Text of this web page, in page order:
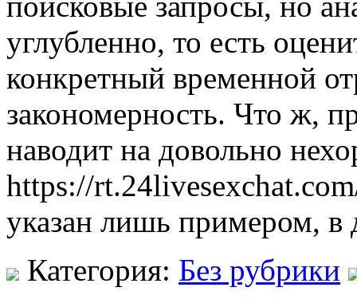
углубленно, то есть
конкретный временной
закономерность. Что ж,
наводит на довольно
https://
указан лишь примером,
Категория: Без рубрики